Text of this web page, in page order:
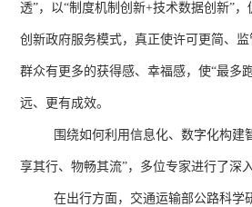
透”，以“制度机制创新+技术数据创新”，
创新政府服务模式，真正使许可更简、
群众有更多的获得感、幸福感，使“最多
远、更有成效。
围绕如何利用信息化、数字化构建
享其行、物畅其流”，多位专家进行了深入
在出行方面，交通运输部公路科学